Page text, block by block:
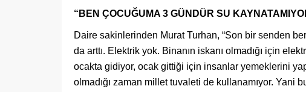
“BEN ÇOCUĞUMA 3 GÜNDÜR SU
Daire sakinlerinden Murat Turhan, “Son bir senden
da arttı. Elektrik yok. Binanın iskanı olmadığı için
ocakta gidiyor, ocak gittiği için insanlar yemeklerini
olmadığı zaman millet tuvaleti de kullanamıyor. Yani